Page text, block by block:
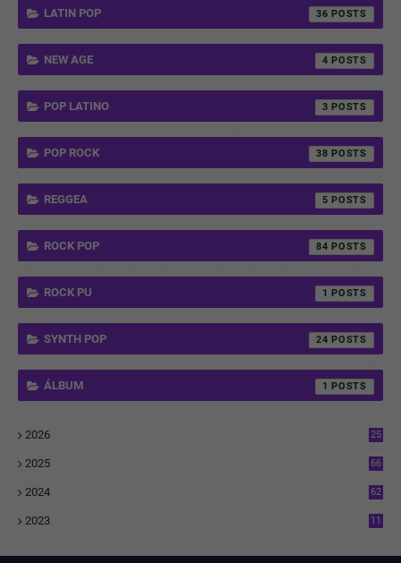
LATIN POP 36
NEW AGE 4
POP LATINO 3
POP ROCK 38
REGGEA 5
ROCK POP 84
ROCK PU 1
SYNTH POP 24
ÁLBUM 1
2026
25
2025
66
2024
62
2023
11